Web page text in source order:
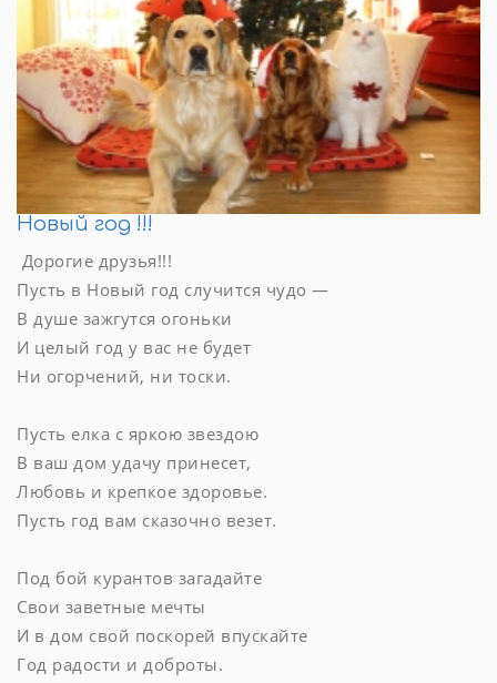
Новый год !!!
Дорогие друзья!!!
Пусть в Новый год случится чудо —
В душе зажгутся огоньки
И целый год у вас не будет
Ни огорчений, ни тоски.
Пусть елка с яркою звездою
В ваш дом удачу принесет,
Любовь и крепкое здоровье.
Пусть год вам сказочно везет.
Под бой курантов загадайте
Свои заветные мечты
И в дом свой поскорей впускайте
Год радости и доброты.